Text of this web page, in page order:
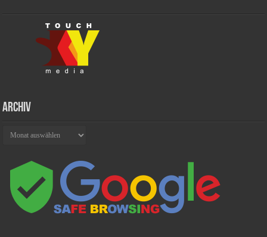
Archiv